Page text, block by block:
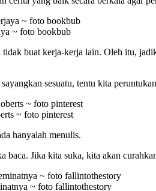
~ foto bookbub
buat kerja-kerja lain. Oleh itu,
sesuatu, tentu kita
~ foto pinterest
hanyalah menulis.
Jika kita suka, kita akan
~ foto fallintothestory